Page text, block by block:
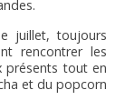
SERVICES
juillet, toujours
rencontrer les
présents tout en
et du popcorn